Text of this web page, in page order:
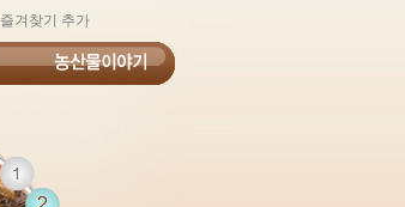
즐겨찾기 추가